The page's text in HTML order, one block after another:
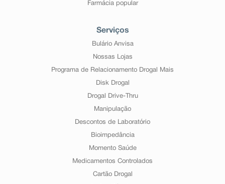
Farmácia popular
Serviços
Bulário Anvisa
Nossas Lojas
Programa de Relacionamento Drogal Mais
Disk Drogal
Drogal Drive-Thru
Manipulação
Descontos de Laboratório
Bioimpedância
Momento Saúde
Medicamentos Controlados
Cartão Drogal